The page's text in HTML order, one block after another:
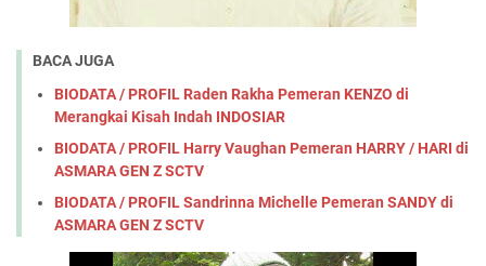
BACA JUGA
BIODATA / PROFIL Raden Rakha Pemeran KENZO di
Merangkai Kisah Indah INDOSIAR
BIODATA / PROFIL Harry Vaughan Pemeran HARRY / HARI di
ASMARA GEN Z SCTV
BIODATA / PROFIL Sandrinna Michelle Pemeran SANDY di
ASMARA GEN Z SCTV